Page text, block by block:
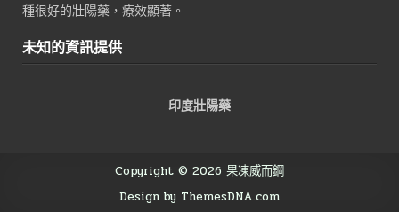
種很好的壯陽藥，療效顯著。
未知的資訊提供
印度壯陽藥
Copyright © 2026 果凍威而鋼
Design by ThemesDNA.com